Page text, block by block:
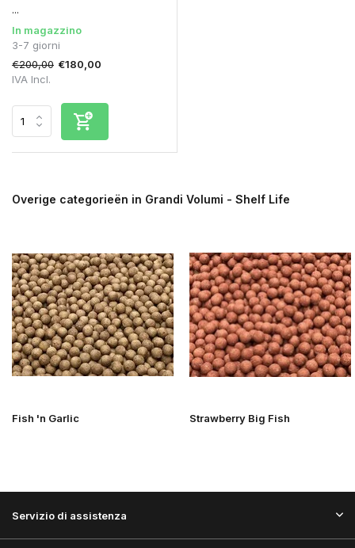
...
In magazzino
3-7 giorni
€200,00 €180,00
IVA Incl.
Overige categorieën in Grandi Volumi - Shelf Life
Fish 'n Garlic Strawberry Big Fish
Servizio di assistenza